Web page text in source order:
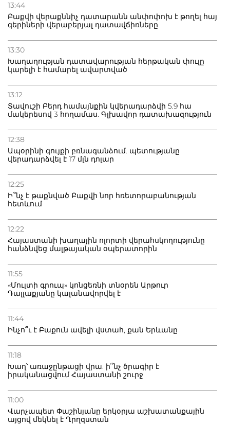
13:44
Բաքվի վերաքննիչ դատարանն անփոփոխ է թողել հայ
գերիների վերաբերյալ դատավճիռները
13:30
Խաղաղության դատավարության հերթական փուլը
կարելի է համարել ավարտված
13:12
Տավուշի Բերդ համայնքին կվերադարձվի 5.9 հա
մակերեսով 3 հողամաս. Գլխավոր դատախազություն
12:38
Ապօրինի գույքի բռնագանձում. պետությանը
վերադարձվել է 17 մլն դոլար
12:25
Ի՞նչ է թաքնված Բաքվի նոր հռետորաբանության
հետևում
12:22
Հայաստանի խաղային ոլորտի վերահսկողությունը
հանձնվեց մալթայական օպերատորին
11:55
«Մուլտի գրուպ» կոնցեռնի տնօրեն Արթուր
Դալլաքյանը կալանավորվել է
11:44
Ինչո՞ւ է Բաքուն ավելի վստահ, քան Երևանը
11:18
Խաղ՝ առաջընթացի վրա. ի՞նչ ծրագիր է
իրականացվում Հայաստանի շուրջ
11:00
Վարչապետ Փաշինյանը երկօրյա աշխատանքային
այցով մեկնել է Ղրղզստան